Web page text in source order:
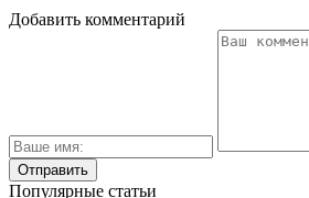
Добавить комментарий
Популярные статьи